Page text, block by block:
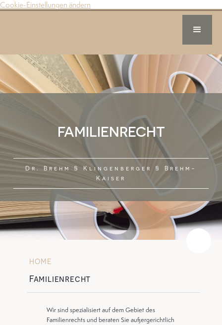
Cookie-Einstellungen ändern
FAMILIENRECHT
Dr. Brehm § Klingenberger § Brehm-
Kaiser
HOME
Familienrecht
Wir sind spezialisiert auf dem Gebiet des
Familienrechts und beraten Sie außergerichtlich